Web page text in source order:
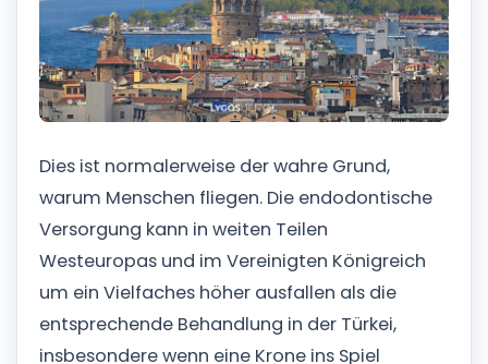
Dies ist normalerweise der wahre Grund,
warum Menschen fliegen. Die endodontische
Versorgung kann in weiten Teilen
Westeuropas und im Vereinigten Königreich
um ein Vielfaches höher ausfallen als die
entsprechende Behandlung in der Türkei,
insbesondere wenn eine Krone ins Spiel